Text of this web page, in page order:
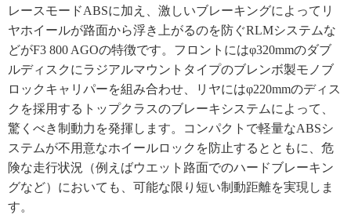
レースモードABSに加え、激しいブレーキングによってリ
ヤホイールが路面から浮き上がるのを防ぐRLMシステムな
どがF3 800 AGOの特徴です。フロントにはφ320mmのダブ
ルディスクにラジアルマウントタイプのブレンボ製モノブ
ロックキャリパーを組み合わせ、リヤにはφ220mmのディス
クを採用するトップクラスのブレーキシステムによって、
驚くべき制動力を発揮します。コンパクトで軽量なABSシ
ステムが不用意なホイールロックを防止するとともに、危
険な走行状況（例えばウエット路面でのハードブレーキン
グなど）においても、可能な限り短い制動距離を実現しま
す。